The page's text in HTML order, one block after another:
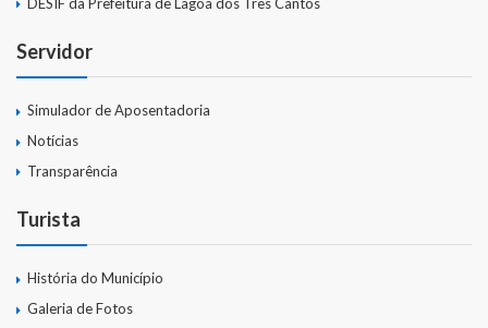
Servidor
Simulador de Aposentadoria
Notícias
Transparência
Turista
História do Município
Galeria de Fotos